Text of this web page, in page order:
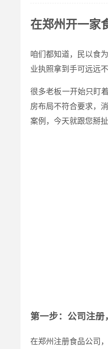
在郑州开一家
咱们都知道，民以食
业执照拿到手可远远
很多老板一开始只盯
房布局不符合要求，
案例，今天就跟您掰
第一步：公司注册
在郑州注册食品公司